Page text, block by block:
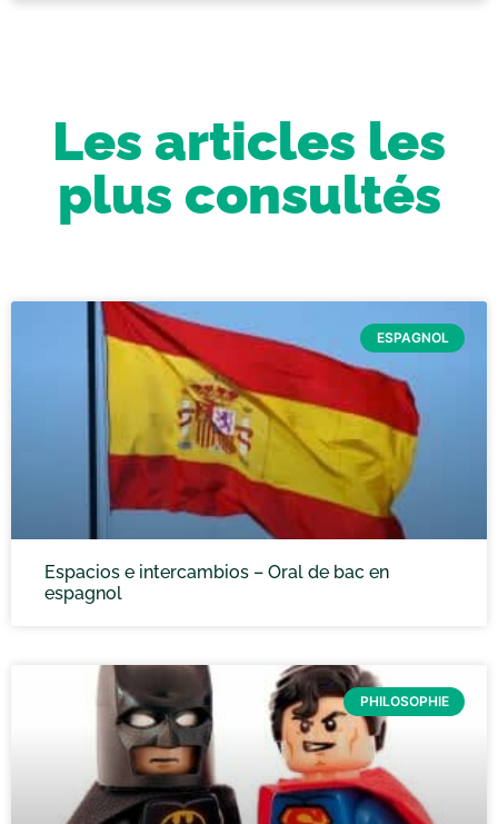
Les articles les
plus consultés
ESPAGNOL
Espacios e intercambios – Oral de bac en
espagnol
PHILOSOPHIE